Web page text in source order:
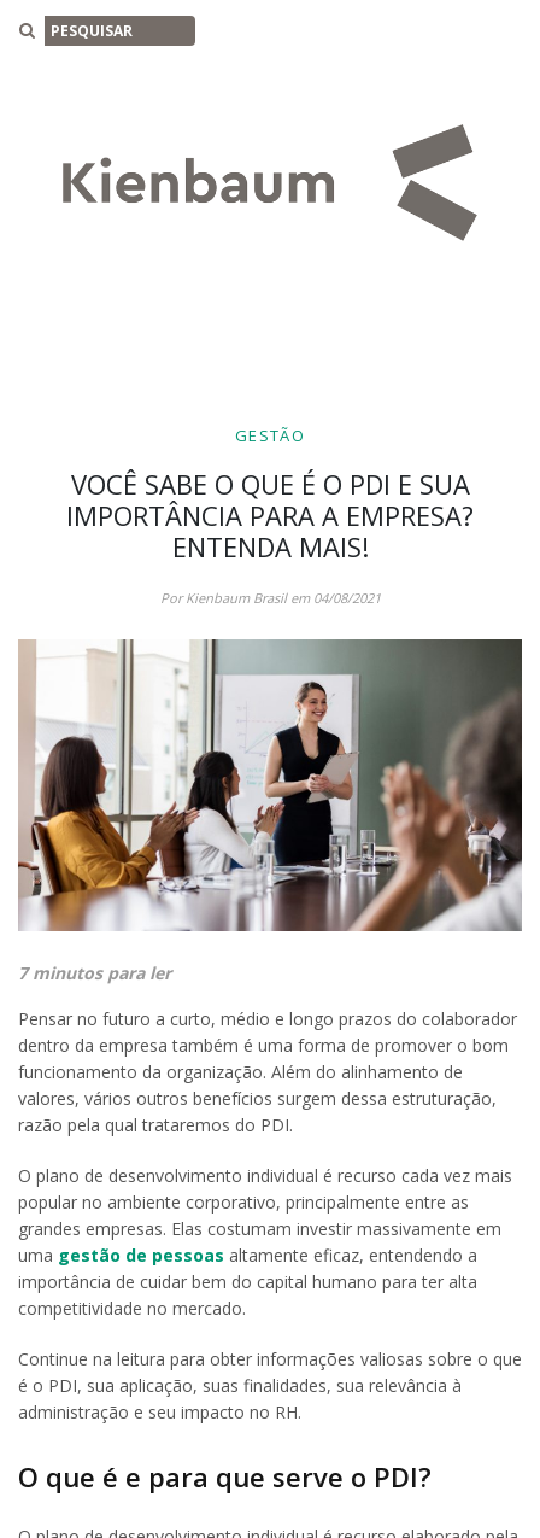
GESTÃO
VOCÊ SABE O QUE É O PDI E SUA
IMPORTÂNCIA PARA A EMPRESA?
ENTENDA MAIS!
Por Kienbaum Brasil em 04/08/2021
7 minutos para ler
Pensar no futuro a curto, médio e longo prazos do colaborador
dentro da empresa também é uma forma de promover o bom
funcionamento da organização. Além do alinhamento de
valores, vários outros benefícios surgem dessa estruturação,
razão pela qual trataremos do PDI.
O plano de desenvolvimento individual é recurso cada vez mais
popular no ambiente corporativo, principalmente entre as
grandes empresas. Elas costumam investir massivamente em
uma gestão de pessoas altamente eficaz, entendendo a
importância de cuidar bem do capital humano para ter alta
competitividade no mercado.
Continue na leitura para obter informações valiosas sobre o que
é o PDI, sua aplicação, suas finalidades, sua relevância à
administração e seu impacto no RH.
O que é e para que serve o PDI?